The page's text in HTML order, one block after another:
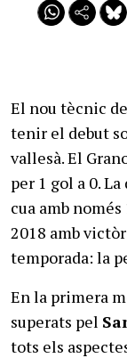
El nou tècnic
tenir el debut
vallesà. El
per 1 gol a 0.
cua amb només
2018 amb
temporada: la
En la primera
superats pel
tots els